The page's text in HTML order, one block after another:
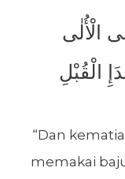
الْأُلٰى
الْقُبْلِ
“Dan
memakai